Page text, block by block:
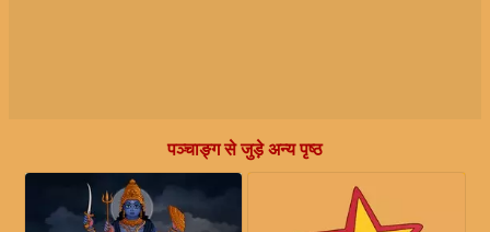
पञ्चाङ्ग से जुड़े अन्य पृष्ठ